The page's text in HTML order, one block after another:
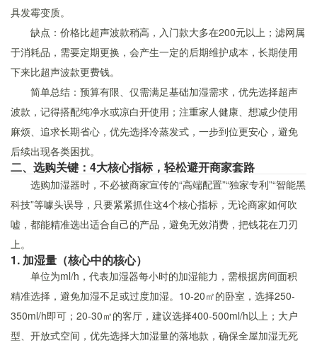
具发霉变质。
缺点：价格比超声波款稍高，入门款大多在200元以上；滤网属
于消耗品，需要定期更换，会产生一定的后期维护成本，长期使用
下来比超声波款更费钱。
简单总结：预算有限、仅需满足基础加湿需求，优先选择超声
波款，记得搭配纯净水或凉白开使用；注重家人健康、想减少使用
麻烦、追求长期省心，优先选择冷蒸发式，一步到位更安心，避免
后续出现各类困扰。
二、选购关键：4大核心指标，轻松避开商家套路
选购加湿器时，不必被商家宣传的“高端配置”“独家专利”“智能黑
科技”等噱头误导，只要紧紧抓住这4个核心指标，无论商家如何吹
嘘，都能精准选出适合自己的产品，避免无效消费，把钱花在刀刃
上。
1. 加湿量（核心中的核心）
单位为ml/h，代表加湿器每小时的加湿能力，需根据房间面积
精准选择，避免加湿不足或过度加湿。10-20㎡的卧室，选择250-
350ml/h即可；20-30㎡的客厅，建议选择400-500ml/h以上；大户
型、开放式空间，优先选择大加湿量的落地款，确保全屋加湿无死